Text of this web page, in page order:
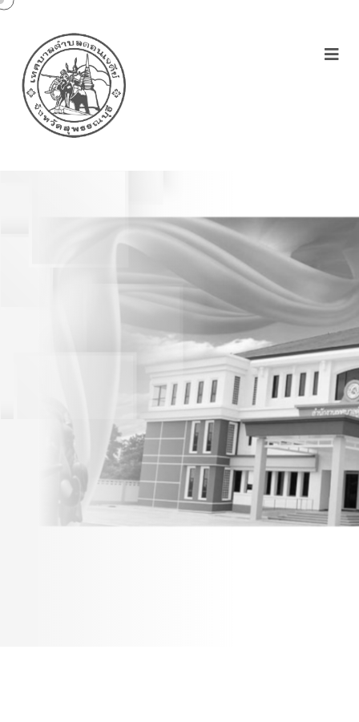
ประกาศเทศบาลตำบล
ดอนเจดีย์เรื่องการขยาย
กำหนดเวลาดำเนินการ
ตามพระราชบัญญัติภาษี
ที่ดินและสิ่งปลูกสร้าง
พ.ศ.2562 ประจำปี
พ.ศ.2566 27/6/66